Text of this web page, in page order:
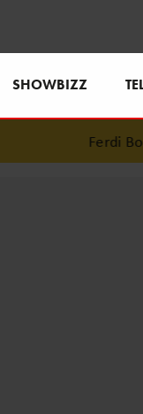
SHOWBIZZ
Ferdi